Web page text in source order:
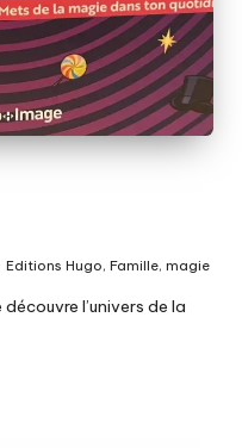
Editions Hugo,Famille,magie
l’univers de la